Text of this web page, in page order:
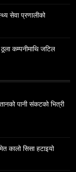
उजागर
सेवा प्रणालीको
कम्पनीमाथि जटिल
पानी संकटको भित्री
कालो सिसा हटाइयो